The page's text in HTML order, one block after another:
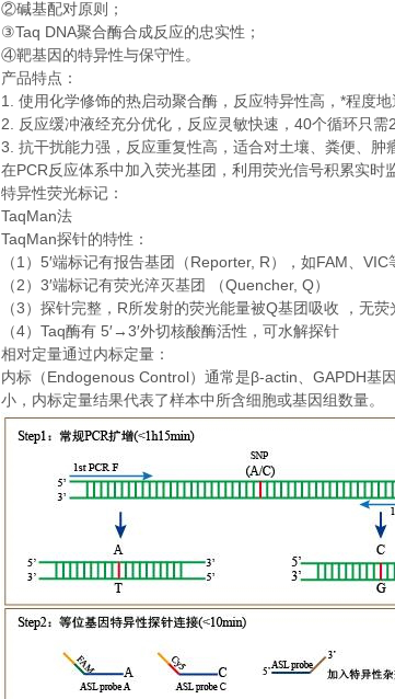
②碱基配对原则；
③Taq DNA聚合酶合成反应的忠实性；
④靶基因的特异性与保守性。
产品特点：
1. 使用化学修饰的热启动聚合酶，反应特异性高， *程度地
2. 反应缓冲液经充分优化，反应灵敏快速， 40个循环只需
3. 抗干扰能力强，反应重复性高，适合对土壤、粪便、肿
在PCR反应体系中加入荧光基团，利用荧光信号积累实时
特异性荧光标记：
TaqMan法
TaqMan探针的特性：
（ 1 ） 5′端标记有报告基团（ Reporter, R ），如FAM、 VIC
（ 2 ） 3′端标记有荧光淬灭基团 （Quencher, Q）
（3 ）探针完整， R所发射的荧光能量被Q基团吸收 ，无荧
（4） Taq酶有 5′→3′外切核酸酶活性，可水解探针
相对定量通过内标定量：
内标（ Endogenous Control）通常是β-actin、 GAPDH基
小，内标定量结果代表了样本中所含细胞或基因组数量。